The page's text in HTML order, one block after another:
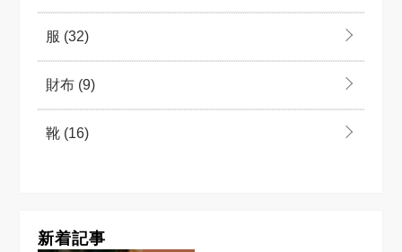
服 (32)
財布 (9)
靴 (16)
新着記事